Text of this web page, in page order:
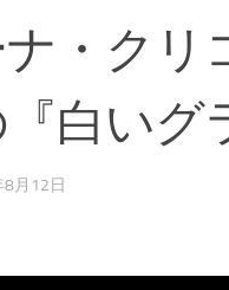
・クリ
白いグ
月12日